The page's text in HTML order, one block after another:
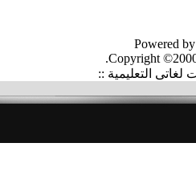
Powered
Copyright
التعليمية ::